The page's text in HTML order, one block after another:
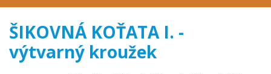
ŠIKOVNÁ KOŤATA I. -
výtvarný kroužek